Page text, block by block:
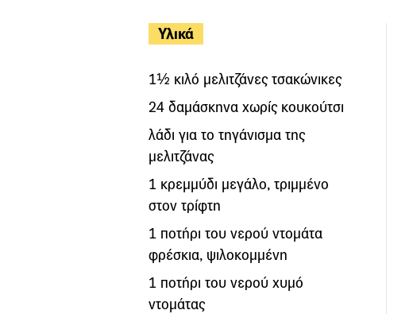
Υλικά
1½ κιλό μελιτζάνες τσακώνικες
24 δαμάσκηνα χωρίς κουκούτσι
λάδι για το τηγάνισμα της
μελιτζάνας
1 κρεμμύδι μεγάλο, τριμμένο
στον τρίφτη
1 ποτήρι του νερού ντομάτα
φρέσκια, ψιλοκομμένη
1 ποτήρι του νερού χυμό
ντομάτας